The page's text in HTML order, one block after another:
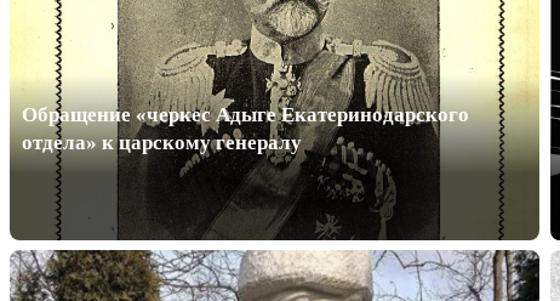
Обращение «черкес Адыге Екатеринодарского
отдела» к царскому генералу